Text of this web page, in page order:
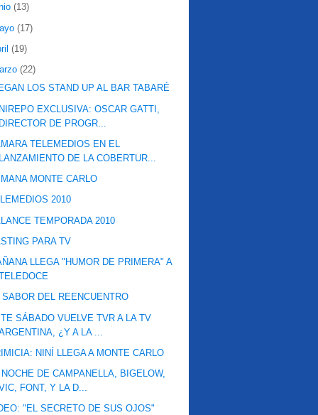
(13)
(17)
(19)
(22)
LOS STAND UP AL BAR TABARÉ
EXCLUSIVA: OSCAR GATTI,
DE PROGR...
TELEMEDIOS EN EL
DE LA COBERTUR...
MONTE CARLO
2010
TEMPORADA 2010
PARA TV
LLEGA "HUMOR DE PRIMERA" A
SABOR DEL REENCUENTRO
SÁBADO VUELVE TVR A LA TV
¿Y A LA ...
NINÍ LLEGA A MONTE CARLO
NOCHE DE CAMPANELLA, BIGELOW,
FONT, Y LA D...
"EL SECRETO DE SUS OJOS"